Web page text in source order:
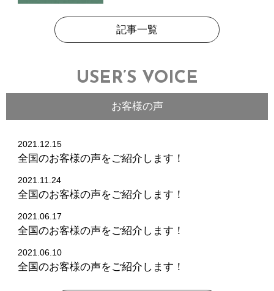
記事一覧
USER’S VOICE
お客様の声
2021.12.15
全国のお客様の声をご紹介します！
2021.11.24
全国のお客様の声をご紹介します！
2021.06.17
全国のお客様の声をご紹介します！
2021.06.10
全国のお客様の声をご紹介します！